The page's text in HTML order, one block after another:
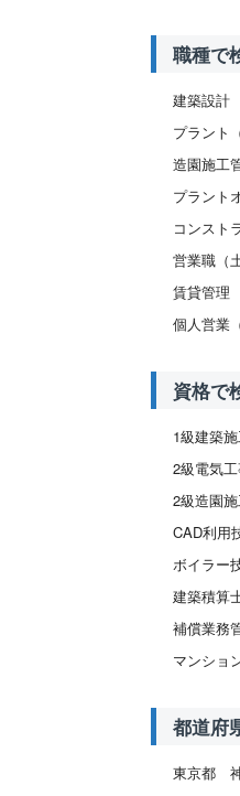
職種で
建築設計
プラント
造園施工
プラント
コンスト
営業職（
賃貸管理
個人営業
資格で
1級建築
2級電気
2級造園
CAD利用
ボイラー
建築積算
補償業務
マンショ
都道府
東京都